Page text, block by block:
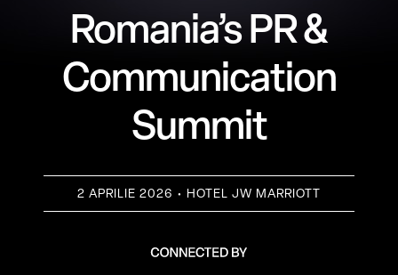
Romania’s PR &
Communication
Summit
2 APRILIE 2026 • HOTEL JW MARRIOTT